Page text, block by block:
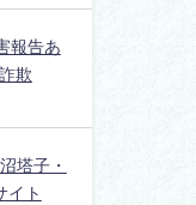
報告あ
欺
塔子・
イト